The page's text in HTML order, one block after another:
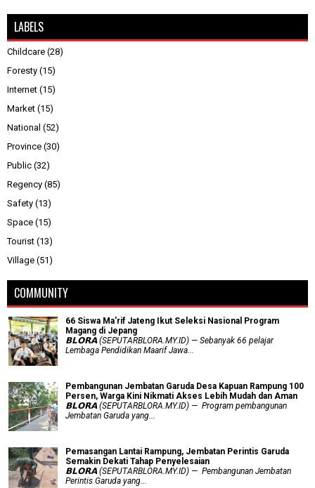
LABELS
Childcare (28)
Foresty (15)
Internet (15)
Market (15)
National (52)
Province (30)
Public (32)
Regency (85)
Safety (13)
Space (15)
Tourist (13)
Village (51)
COMMUNITY
66 Siswa Ma’rif Jateng Ikut Seleksi Nasional Program
Magang di Jepang
𝗕𝗟𝗢𝗥𝗔 (SEPUTARBLORA.MY.ID) — Sebanyak 66 pelajar
Lembaga Pendidikan Maarif Jawa...
Pembangunan Jembatan Garuda Desa Kapuan Rampung 100
Persen, Warga Kini Nikmati Akses Lebih Mudah dan Aman
𝗕𝗟𝗢𝗥𝗔 (SEPUTARBLORA.MY.ID) — Program pembangunan
Jembatan Garuda yang...
Pemasangan Lantai Rampung, Jembatan Perintis Garuda
Semakin Dekati Tahap Penyelesaian
𝗕𝗟𝗢𝗥𝗔 (SEPUTARBLORA.MY.ID) — Pembangunan Jembatan
Perintis Garuda yang...